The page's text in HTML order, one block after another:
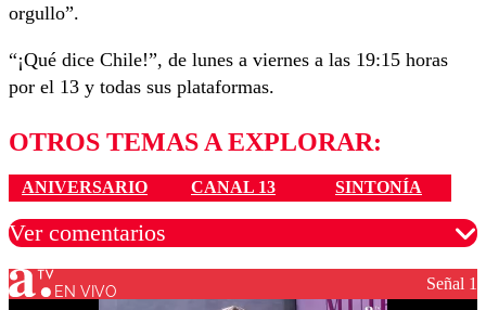
orgullo”.
“¡Qué dice Chile!”, de lunes a viernes a las 19:15 horas
por el 13 y todas sus plataformas.
OTROS TEMAS A EXPLORAR:
ANIVERSARIO CANAL 13 SINTONÍA
Ver comentarios
Los comentarios son moderados para garantizar un
EN VIVO Señal 1